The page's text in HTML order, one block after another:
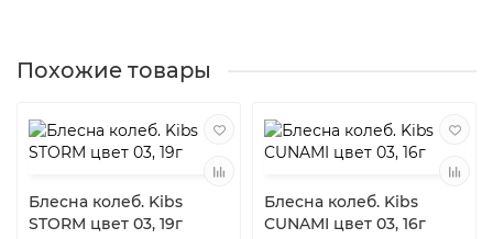
Похожие товары
Блесна колеб. Kibs
STORM цвет 03, 19г
Блесна колеб. Kibs
CUNAMI цвет 03, 16г